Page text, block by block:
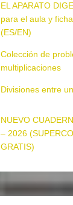
EL APARATO
para el aula y
(ES/EN)
Colección de
multiplicaciones
Divisiones entre
NUEVO
– 2026
GRATIS)